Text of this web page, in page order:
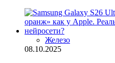
Железо
08.10.2025